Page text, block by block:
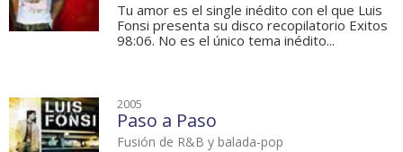
Tu amor es el single inédito con el que Luis
Fonsi presenta su disco recopilatorio Exitos
98:06. No es el único tema inédito...
2005
Paso a Paso
Fusión de R&B y balada-pop